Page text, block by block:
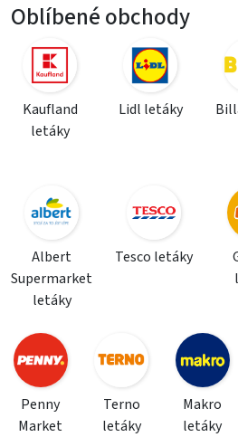
Oblíbené obchody
Kaufland
letáky
Lidl letáky
Albert
Supermarket
letáky
Tesco letáky
Penny
Market
Terno
letáky
Makro
letáky